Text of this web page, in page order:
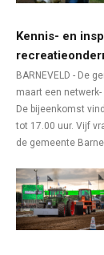
Kennis- en
BARNEVELD - De
maart een
De bijeenkomst
tot 17.00 uur. Vijf
de gemeente